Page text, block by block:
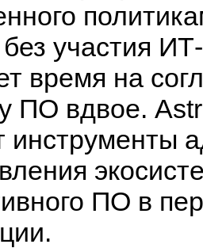
без участия
время на
ПО вдвое.
инструменты
ПО в